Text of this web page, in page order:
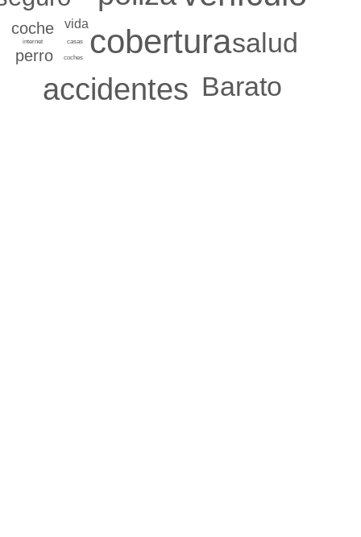
cobertura
accidentes Barato
salud
coche
perro
vida
casas
coches
internet